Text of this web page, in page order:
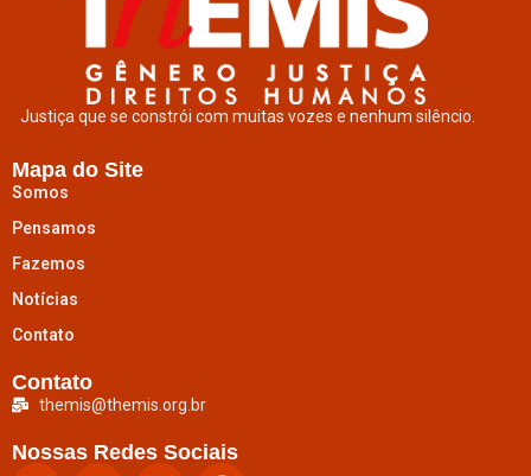
Justiça que se constrói com muitas vozes e nenhum silêncio.
Mapa do Site
Somos
Pensamos
Fazemos
Notícias
Contato
Contato
themis@themis.org.br
Nossas Redes Sociais